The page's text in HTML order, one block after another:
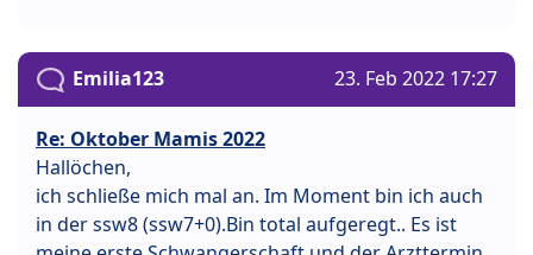
Emilia123 23. Feb 2022 17:27
Re: Oktober Mamis 2022
Hallöchen,
ich schließe mich mal an. Im Moment bin ich auch
in der ssw8 (ssw7+0).Bin total aufgeregt.. Es ist